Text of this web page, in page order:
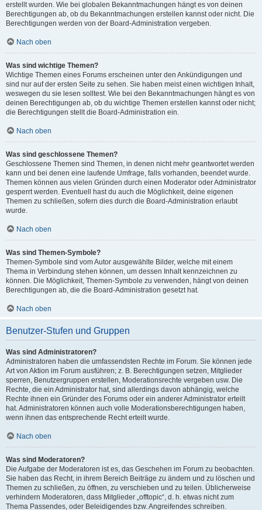
erstellt wurden. Wie bei globalen Bekanntmachungen hängt es von deinen
Berechtigungen ab, ob du Bekanntmachungen erstellen kannst oder nicht. Die
Berechtigungen werden von der Board-Administration vergeben.
Nach oben
Was sind wichtige Themen?
Wichtige Themen eines Forums erscheinen unter den Ankündigungen und
sind nur auf der ersten Seite zu sehen. Sie haben meist einen wichtigen Inhalt,
weswegen du sie lesen solltest. Wie bei den Bekanntmachungen hängt es von
deinen Berechtigungen ab, ob du wichtige Themen erstellen kannst oder nicht;
die Berechtigungen stellt die Board-Administration ein.
Nach oben
Was sind geschlossene Themen?
Geschlossene Themen sind Themen, in denen nicht mehr geantwortet werden
kann und bei denen eine laufende Umfrage, falls vorhanden, beendet wurde.
Themen können aus vielen Gründen durch einen Moderator oder Administrator
gesperrt werden. Eventuell hast du auch die Möglichkeit, deine eigenen
Themen zu schließen, sofern dies durch die Board-Administration erlaubt
wurde.
Nach oben
Was sind Themen-Symbole?
Themen-Symbole sind vom Autor ausgewählte Bilder, welche mit einem
Thema in Verbindung stehen können, um dessen Inhalt kennzeichnen zu
können. Die Möglichkeit, Themen-Symbole zu verwenden, hängt von deinen
Berechtigungen ab, die die Board-Administration gesetzt hat.
Nach oben
Benutzer-Stufen und Gruppen
Was sind Administratoren?
Administratoren haben die umfassendsten Rechte im Forum. Sie können jede
Art von Aktion im Forum ausführen; z. B. Berechtigungen setzen, Mitglieder
sperren, Benutzergruppen erstellen, Moderationsrechte vergeben usw. Die
Rechte, die ein Administrator hat, sind allerdings davon abhängig, welche
Rechte ihnen ein Gründer des Forums oder ein anderer Administrator erteilt
hat. Administratoren können auch volle Moderationsberechtigungen haben,
wenn ihnen das entsprechende Recht erteilt wurde.
Nach oben
Was sind Moderatoren?
Die Aufgabe der Moderatoren ist es, das Geschehen im Forum zu beobachten.
Sie haben das Recht, in ihrem Bereich Beiträge zu ändern und zu löschen und
Themen zu schließen, zu öffnen, zu verschieben und zu teilen. Üblicherweise
verhindern Moderatoren, dass Mitglieder „offtopic“, d. h. etwas nicht zum
Thema Passendes, oder Beleidigendes bzw. Angreifendes schreiben.